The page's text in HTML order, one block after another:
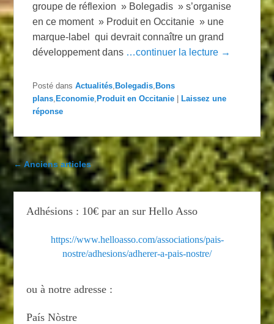
groupe de réflexion » Bolegadis » s’organise
en ce moment » Produit en Occitanie » une
marque-label qui devrait connaître un grand
développement dans …continuer la lecture →
Posté dans Actualités Bolegadis Bons
plans Economie Produit en Occitanie
Laissez une
réponse
Navigation dans les articles
← Anciens articles
Adhésions : 10€ par an sur Hello Asso
https://www.helloasso.com/associations/pais-
nostre/adhesions/adherer-a-pais-nostre/
ou à notre adresse :
País Nòstre